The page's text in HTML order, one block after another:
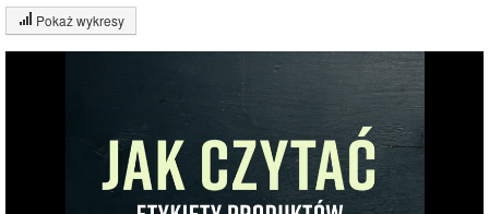
Pokaż wykresy
Wykres składu produktu
(63%)
63%